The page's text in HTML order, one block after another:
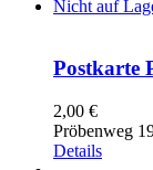
Nicht auf
Postkarte
2,00 €
Pröbenweg
Details